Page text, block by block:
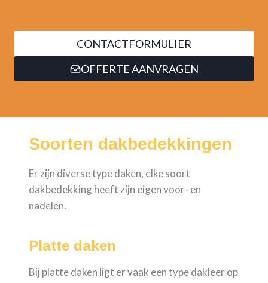
CONTACTFORMULIER
OFFERTE AANVRAGEN
Soorten dakbedekkingen
Er zijn diverse type daken, elke soort
dakbedekking heeft zijn eigen voor- en
nadelen.
Platte daken
Bij platte daken ligt er vaak een type dakleer op